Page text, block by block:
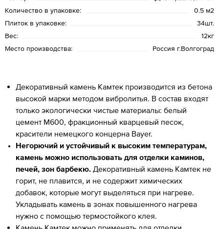
Количество в упаковке:
0.5 м2
Плиток в упаковке:
34шт.
Вес:
12кг
Место производства:
Россия г.Волгоград
Декоративный камень Камтек производится из бетона
высокой марки методом вибролитья. В состав входят
только экологически чистые материалы: белый
цемент М600, фракционный кварцевый песок,
красители немецкого концерна Bayer.
Негорючий и устойчивый к высоким температурам,
камень можно использовать для отделки каминов,
печей, зон барбекю. Декоративный камень Камтек не
горит, не плавится, и не содержит химических
добавок, которые могут выделяться при нагреве.
Укладывать камень в зонах повышенного нагрева
нужно с помощью термостойкого клея.